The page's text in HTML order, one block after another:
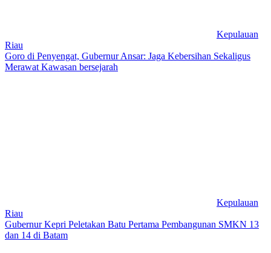
Kepulauan
Riau
Goro di Penyengat, Gubernur Ansar: Jaga Kebersihan Sekaligus
Merawat Kawasan bersejarah
Kepulauan
Riau
Gubernur Kepri Peletakan Batu Pertama Pembangunan SMKN 13
dan 14 di Batam